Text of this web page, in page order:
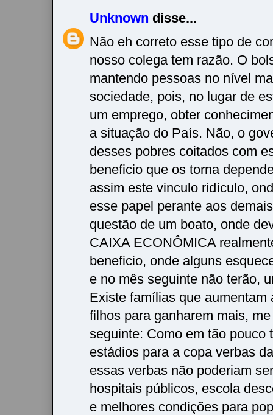
Unknown disse...
Não eh correto esse tipo de
nosso colega tem razão. O
mantendo pessoas no nível
sociedade, pois, no lugar de
um emprego, obter
a situação do País. Não, o
desses pobres coitados com
beneficio que os torna
assim este vinculo ridículo,
esse papel perante aos
questão de um boato, onde
CAIXA ECONÔMICA
beneficio, onde alguns
e no mês seguinte não terão,
Existe famílias que aumentam
filhos para ganharem mais,
seguinte: Como em tão pouco
estádios para a copa verbas
essas verbas não poderiam
hospitais públicos, escola
e melhores condições para